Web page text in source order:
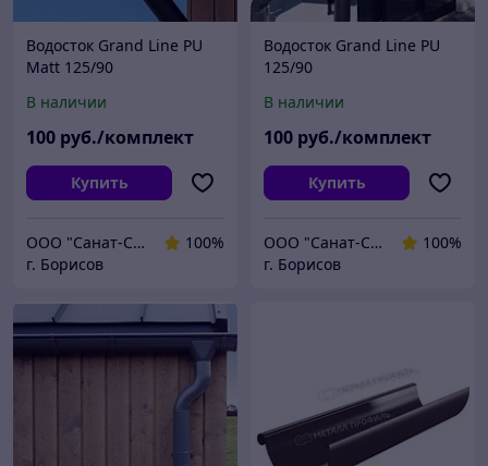
Водосток Grand Line PU
Matt 125/90
В наличии
100 руб./комплект
Купить
ООО "Санат-Строй"
100%
г. Борисов
Водосток Grand Line PU
125/90
В наличии
100 руб./комплект
Купить
ООО "Санат-Строй"
100%
г. Борисов